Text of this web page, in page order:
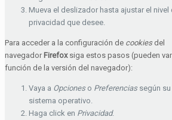
Mueva el deslizador hasta ajustar el nivel
privacidad que desee.
Para acceder a la configuración de cookiesdel
navegador Firefoxsiga estos pasos (pueden
función de la versión del navegador):
Vaya a Opcioneso Preferenciassegún su
sistema operativo.
Haga click en Privacidad.